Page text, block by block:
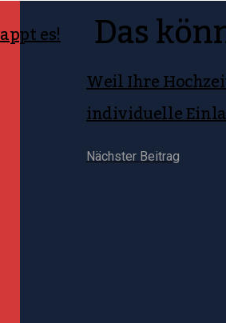
es!
Weil Ihre
individuelle
Nächster Beitrag
Das